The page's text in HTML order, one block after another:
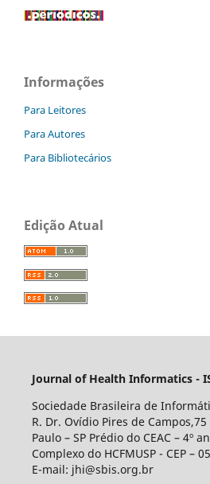
Informações
Para Leitores
Para Autores
Para Bibliotecários
Edição Atual
Journal of Health Informatics -
Sociedade Brasileira de
R. Dr. Ovídio Pires de
Paulo – SP Prédio do CEAC – 4º
Complexo do HCFMUSP - CEP –
E-mail: jhi@sbis.org.br